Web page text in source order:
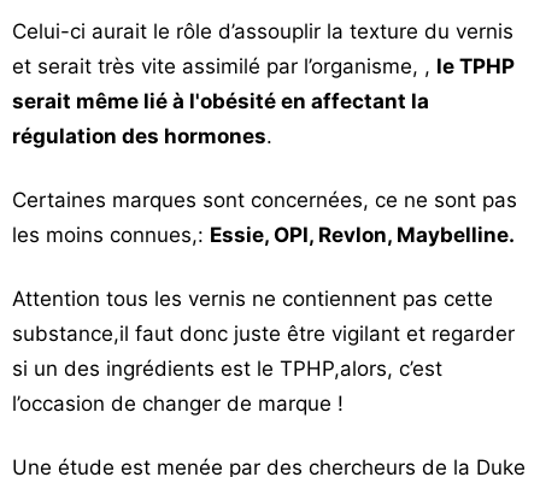
Celui-ci aurait le rôle d’assouplir la texture du vernis
et serait très vite assimilé par l’organisme, , le TPHP
serait même lié à l'obésité en affectant la
régulation des hormones.
Certaines marques sont concernées, ce ne sont pas
les moins connues,: Essie, OPI, Revlon, Maybelline.
Attention tous les vernis ne contiennent pas cette
substance,il faut donc juste être vigilant et regarder
si un des ingrédients est le TPHP,alors, c’est
l’occasion de changer de marque !
Une étude est menée par des chercheurs de la Duke